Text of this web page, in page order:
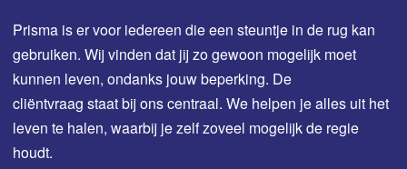
Prisma is er voor iedereen die een steuntje in de rug kan
gebruiken. Wij vinden dat jij zo gewoon mogelijk moet
kunnen leven, ondanks jouw beperking. De
cliëntvraag staat bij ons centraal. We helpen je alles uit het
leven te halen, waarbij je zelf zoveel mogelijk de regie
houdt.